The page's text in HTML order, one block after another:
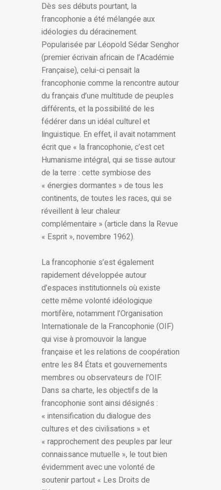
Dès ses débuts pourtant, la
francophonie a été mélangée aux
idéologies du déracinement.
Popularisée par Léopold Sédar Senghor
(premier écrivain africain de l’Académie
Française), celui-ci pensait la
francophonie comme la rencontre autour
du français d’une multitude de peuples
différents, et la possibilité de les
fédérer dans un idéal culturel et
linguistique. En effet, il avait notamment
écrit que « la francophonie, c’est cet
Humanisme intégral, qui se tisse autour
de la terre : cette symbiose des
« énergies dormantes » de tous les
continents, de toutes les races, qui se
réveillent à leur chaleur
complémentaire » (article dans la Revue
« Esprit », novembre 1962).
La francophonie s’est également
rapidement développée autour
d’espaces institutionnels où existe
cette même volonté idéologique
mortifère, notamment l’Organisation
Internationale de la Francophonie (OIF)
qui vise à promouvoir la langue
française et les relations de coopération
entre les 84 États et gouvernements
membres ou observateurs de l’OIF.
Dans sa charte, les objectifs de la
francophonie sont ainsi désignés :
« intensification du dialogue des
cultures et des civilisations » et
« rapprochement des peuples par leur
connaissance mutuelle », le tout bien
évidemment avec une volonté de
soutenir partout « Les Droits de